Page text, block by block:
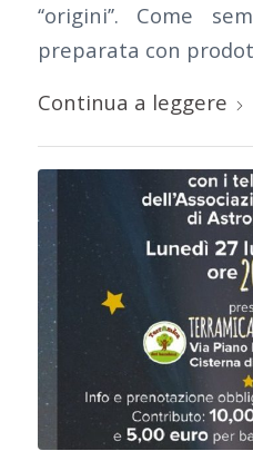
‘‘origini’’. Come
preparata con
Continua a leggere